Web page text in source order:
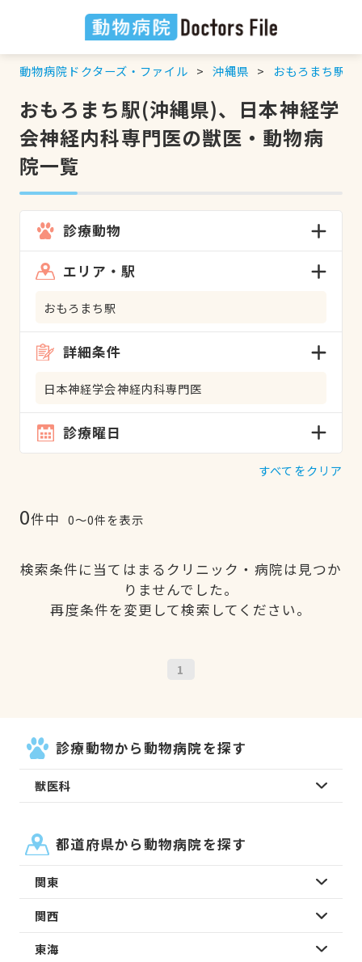
動物病院ドクターズ・ファイル 沖縄県 おもろまち駅
おもろまち駅(沖縄県)、日本神経学
会神経内科専門医の獣医・動物病
院一覧
診療動物
エリア・駅
おもろまち駅
詳細条件
日本神経学会神経内科専門医
診療曜日
すべてをクリア
0件中 0〜0件を表示
検索条件に当てはまるクリニック・病院は見つか
りませんでした。
再度条件を変更して検索してください。
1
診療動物から動物病院を探す
獣医科
都道府県から動物病院を探す
関東
関西
東海